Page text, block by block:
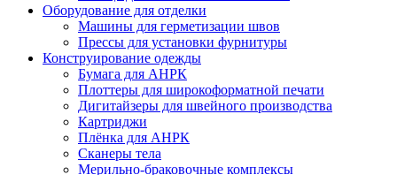
Оборудование для отделки
Машины для герметизации швов
Прессы для установки фурнитуры
Конструирование одежды
Бумага для АНРК
Плоттеры для широкоформатной печати
Дигитайзеры для швейного производства
Картриджи
Плёнка для АНРК
Сканеры тела
Мерильно-браковочные комплексы